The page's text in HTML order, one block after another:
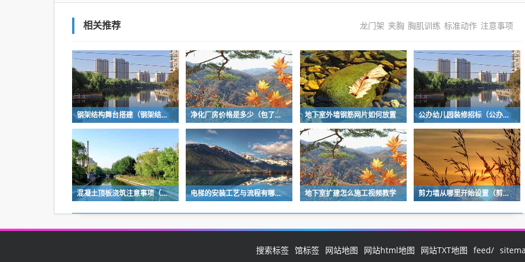
相关推荐 龙门架 夹胸 胸肌训练 标准动作 注意事项
钢架结构舞台搭建（钢架结构舞台搭建图片） 净化厂房价格是多少（包了个300平的厂房，装修费用和注意事项） 地下室外墙钢筋网片如何放置 公办幼儿园装修招标（公办幼儿园装修招标公告）
混凝土顶板浇筑注意事项（混凝土顶板浇筑注意事项有哪些） 电梯的安装工艺与流程有哪些（upvc管安装工艺及注意事项有哪些） 地下室扩建怎么施工视频教学 剪力墙从哪里开始设置（剪力墙从哪里开始设置的）
搜索标签 馆标签 网站地图 网站html地图 网站TXT地图 feed/